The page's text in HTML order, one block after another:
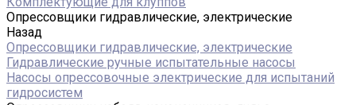
Опрессовщики гидравлические, электрические
Назад
Опрессовщики гидравлические, электрические
Гидравлические ручные испытательные насосы
Насосы опрессовочные электрические для испытаний
гидросистем